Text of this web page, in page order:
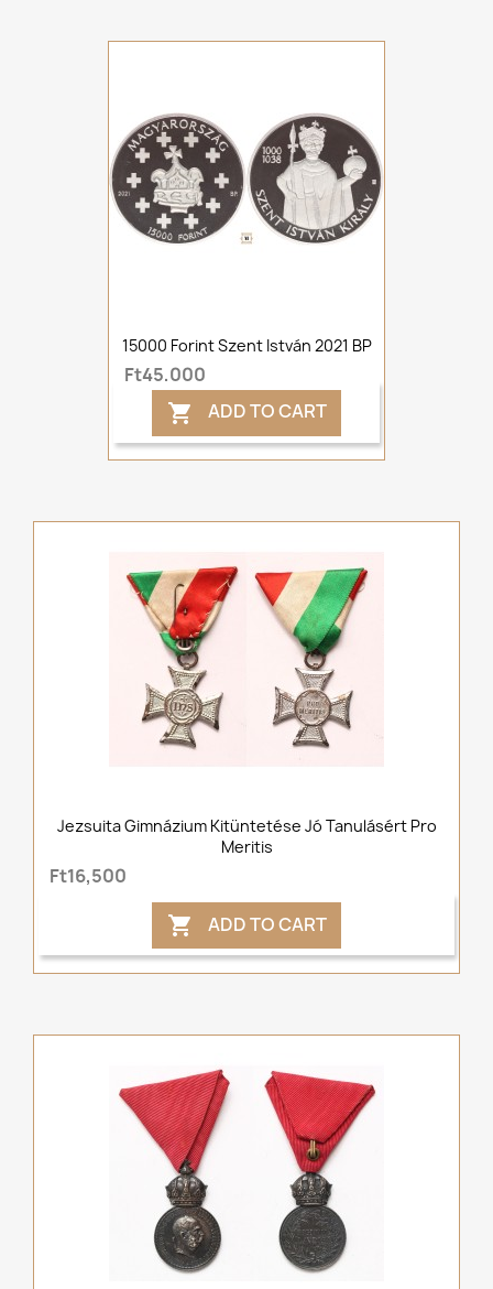
15000 Forint Szent István 2021 BP
Ft45,000
 ADD TO CART
Jezsuita Gimnázium Kitüntetése Jó Tanulásért Pro
Meritis
Ft16,500
 ADD TO CART